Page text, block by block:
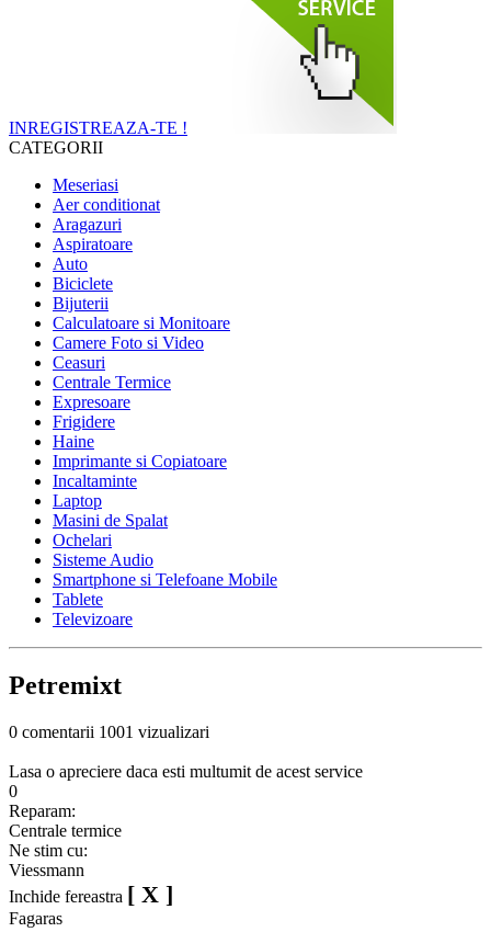
INREGISTREAZA-TE !
CATEGORII
Meseriasi
Aer conditionat
Aragazuri
Aspiratoare
Auto
Biciclete
Bijuterii
Calculatoare si Monitoare
Camere Foto si Video
Ceasuri
Centrale Termice
Expresoare
Frigidere
Haine
Imprimante si Copiatoare
Incaltaminte
Laptop
Masini de Spalat
Ochelari
Sisteme Audio
Smartphone si Telefoane Mobile
Tablete
Televizoare
Petremixt
0 comentarii 1001 vizualizari
Lasa o apreciere daca esti multumit de acest service
0
Reparam:
Centrale termice
Ne stim cu:
Viessmann
Inchide fereastra [ X ]
Fagaras